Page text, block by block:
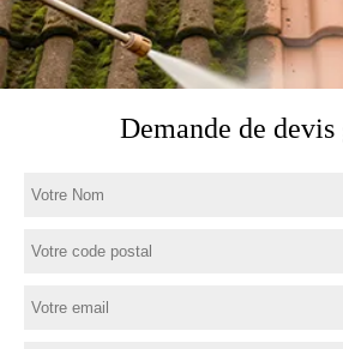
Demande de